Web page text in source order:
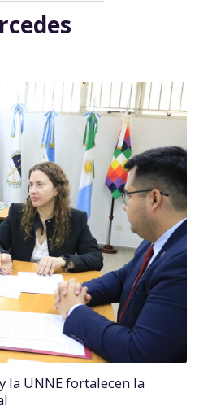
la UNNE fortalecen la